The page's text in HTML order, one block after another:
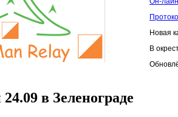
Новая
В
в Зеленограде